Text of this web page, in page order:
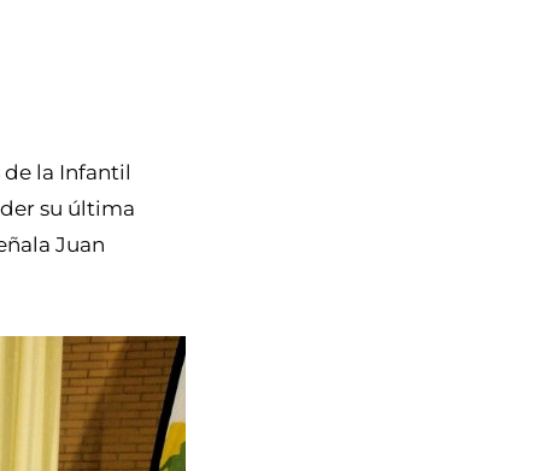
la Infantil
su última
Juan